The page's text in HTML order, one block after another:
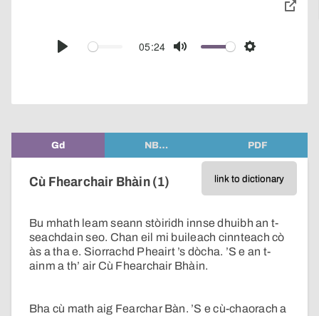
Play
05:24
Mute Settings
toggle
Gd NB… PDF
link to dictionary
Cù Fhearchair Bhàin (1)
Bu mhath leam seann stòiridh innse dhuibh an t-
seachdain seo. Chan eil mi buileach cinnteach cò
às a tha e. Siorrachd Pheairt ’s dòcha. ’S e an t-
ainm a th’ air Cù Fhearchair Bhàin.
Bha cù math aig Fearchar Bàn. ’S e cù-chaorach a